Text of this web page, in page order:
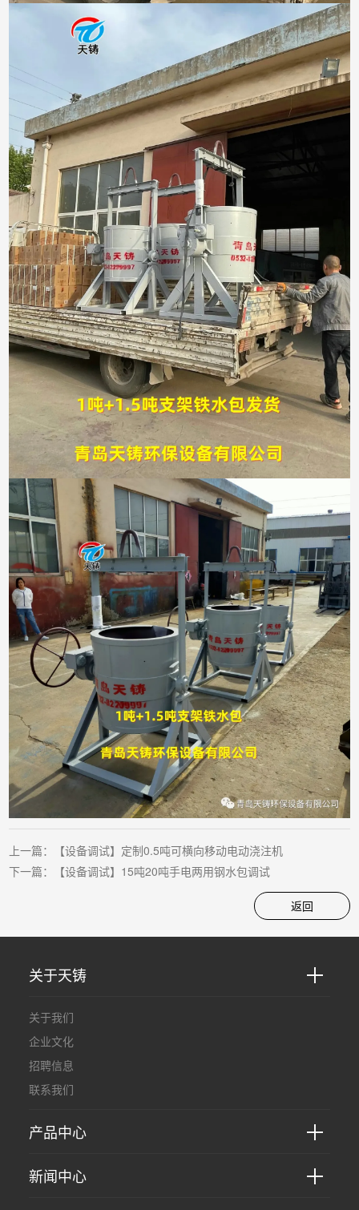
上一篇：
【设备调试】定制0.5吨可横向移动电动浇注机
下一篇：
【设备调试】15吨20吨手电两用钢水包调试
返回
关于天铸
关于我们
企业文化
招聘信息
联系我们
产品中心
新闻中心